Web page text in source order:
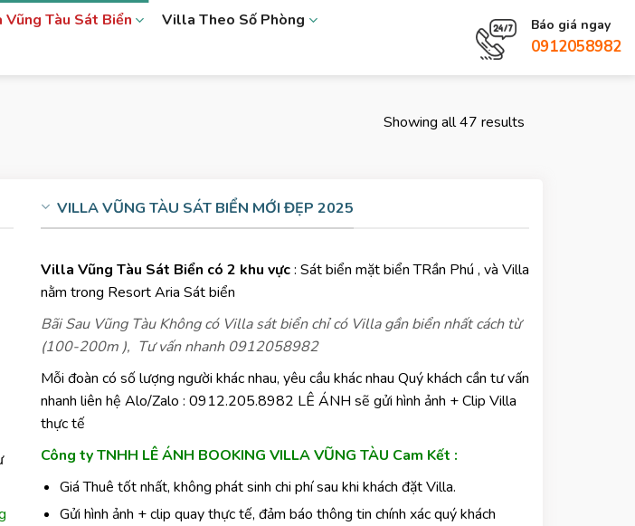
Tàu Sát Biển Villa Theo Số Phòng Báo giá ngay
0912058982
Showing all 47 results
VILLA VŨNG TÀU SÁT BIỂN MỚI ĐẸP 2025
Villa Vũng Tàu Sát Biển có 2 khu vực: Sát biển mặt biển TRần Phú , và Villa
nằm trong Resort Aria Sát biển
Bãi Sau Vũng Tàu Không có Villa sát biển chỉ có Villa gần biển nhất cách từ
(100-200m ), Tư vấn nhanh 0912058982
Mỗi đoàn có số lượng người khác nhau, yêu cầu khác nhau Quý khách cần tư vấn
nhanh liên hệ Alo/Zalo : 0912.205.8982 LÊ ÁNH sẽ gửi hình ảnh + Clip Villa
thực tế
Công ty TNHH LÊ ÁNH BOOKING VILLA VŨNG TÀU Cam Kết :
Giá Thuê tốt nhất, không phát sinh chi phí sau khi khách đặt Villa.
Gửi hình ảnh + clip quay thực tế, đảm báo thông tin chính xác quý khách